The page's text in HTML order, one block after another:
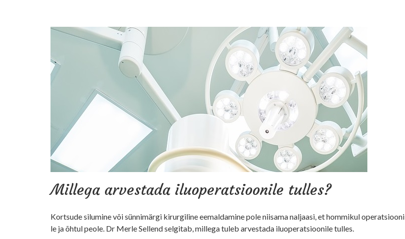
Millega arvestada iluoperatsioonile tulles?
Kort­su­de si­lu­mi­ne või sün­ni­mär­gi ki­rur­gi­li­ne eemal­da­mi­ne po­le nii­sa­ma nal­ja­asi, et hom­mi­kul
le ja õh­tul peo­le. Dr Merle Sellend selgitab, mil­le­ga tu­leb ar­ves­ta­da iluoperatsioonile tulles.